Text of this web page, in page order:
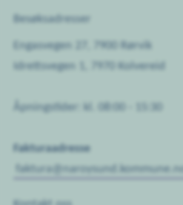
Besøksadresser
Engasvegen 27, 7900 Rørvik
Idrettsvegen 1, 7970 Kolvereid
Åpningstider: kl. 08:00 - 15:30
Fakturaadresse
faktura@naroysund.kommune.no